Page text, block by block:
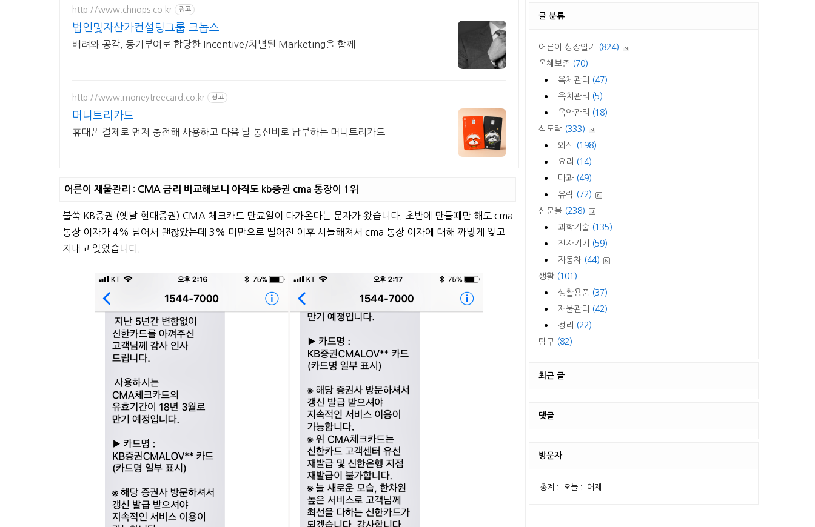
http://www.chnops.co.kr 광고
법인및자산가컨설팅그룹 크놉스
배려와 공감, 동기부여로 합당한 Incentive/차별된 Marketing을 함께
http://www.moneytreecard.co.kr 광고
머니트리카드
휴대폰 결제로 먼저 충전해 사용하고 다음 달 통신비로 납부하는 머니트리카드
어른이 재물관리 : CMA 금리 비교해보니 아직도 kb증권 cma 통장이 1위
불쑥 KB증권 (옛날 현대증권) CMA 체크카드 만료일이 다가온다는 문자가 왔습니다. 초반에 만들때만 해도 cma
통장 이자가 4% 넘어서 괜찮았는데 3% 미만으로 떨어진 이후 시들해져서 cma 통장 이자에 대해 까맣게 잊고
지내고 잊었습니다.
글 분류
어른이 성장일기
(824)
옥체보존 (70)
옥체관리
(47)
옥치관리
(5)
옥안관리
(18)
식도락 (333)
외식 (198)
요리
(14)
다과 (49)
유락 (72)
신문물 (238)
과학기술 (135)
전자기기
(59)
자동차 (44)
생활 (101)
생활용품 (37)
재물관리
(42)
정리
(22)
탐구 (82)
최근 글
댓글
방문자
총계 : 오늘 : 어제 :